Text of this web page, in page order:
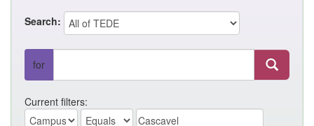
Search:
for
Current filters: